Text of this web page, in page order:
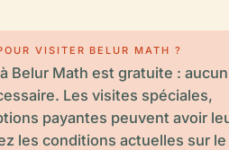
VISITER BELUR MATH ?
Belur Math est gratuite :
Les visites spéciales,
payantes peuvent avoir
les conditions actuelles sur